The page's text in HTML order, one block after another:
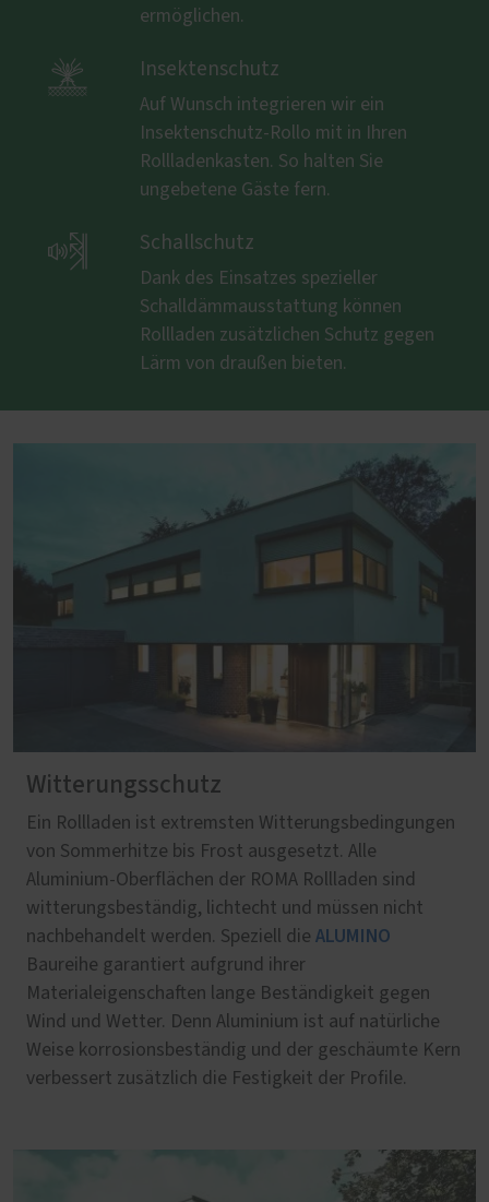
ermöglichen.
 Insektenschutz
Auf Wunsch integrieren wir ein
Insektenschutz-Rollo mit in Ihren
Rollladenkasten. So halten Sie
ungebetene Gäste fern.
 Schallschutz
Dank des Einsatzes spezieller
Schalldämmausstattung können
Rollladen zusätzlichen Schutz gegen
Lärm von draußen bieten.
Witterungsschutz
Ein Rollladen ist extremsten Witterungsbedingungen
von Sommerhitze bis Frost ausgesetzt. Alle
Aluminium-Oberflächen der ROMA Rollladen sind
witterungsbeständig, lichtecht und müssen nicht
nachbehandelt werden. Speziell die ALUMINO
Baureihe garantiert aufgrund ihrer
Materialeigenschaften lange Beständigkeit gegen
Wind und Wetter. Denn Aluminium ist auf natürliche
Weise korrosionsbeständig und der geschäumte Kern
verbessert zusätzlich die Festigkeit der Profile.